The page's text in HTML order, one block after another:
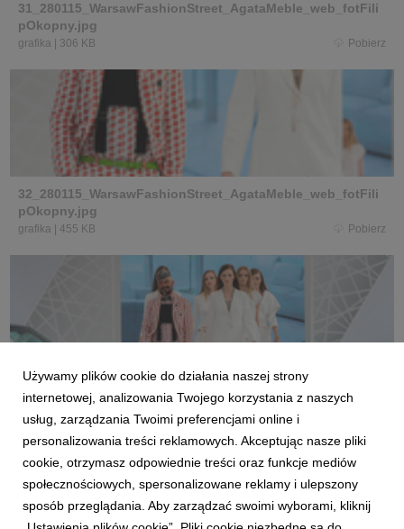
31_280115_WarsawFashionStreet_AgataMeble_web_fotFili
pOkopny.jpg
grafika 306 KB Pobierz
32_280115_WarsawFashionStreet_AgataMeble_web_fotFili
pOkopny.jpg
grafika 455 KB Pobierz
33_280115_WarsawFashionStreet_AgataMeble_web_fotFili
pOkopny.jpg
grafika| 476 KB
Używamy plików cookie do działania naszej strony
internetowej, analizowania Twojego korzystania z naszych
usług, zarządzania Twoimi preferencjami online i
personalizowania treści reklamowych. Akceptując nasze pliki
cookie, otrzymasz odpowiednie treści oraz funkcje mediów
społecznościowych, spersonalizowane reklamy i ulepszony
sposób przeglądania. Aby zarządzać swoimi wyborami, kliknij